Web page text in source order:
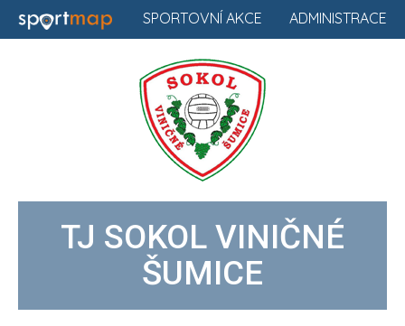
ADMINISTRACE
SPORTOVNÍ AKCE
TJ SOKOL VINIČNÉ
ŠUMICE